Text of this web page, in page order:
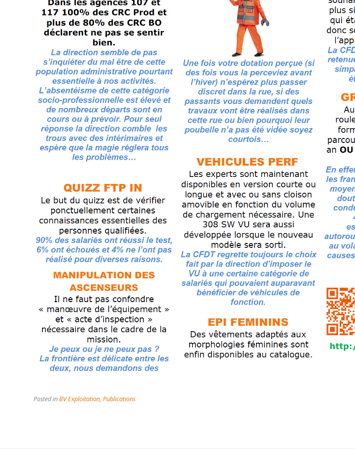
Posted inBV Exploitation, Publications